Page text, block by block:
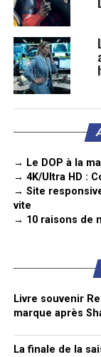
→ Le DOP à la
→ 4K/Ultra HD :
→ Site
vite
→ 10 raisons de
Livre souvenir
marque après
La finale de la